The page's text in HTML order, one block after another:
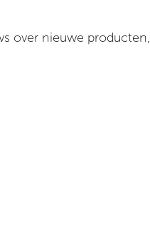
over nieuwe producten,